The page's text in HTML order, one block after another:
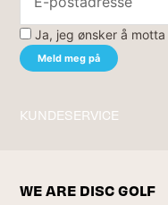
Ja, jeg ønsker å
KUNDESERVICE
WE ARE DISC GOLF